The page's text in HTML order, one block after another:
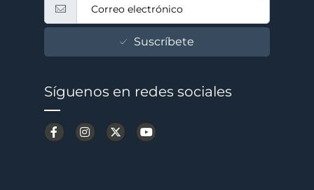
Suscríbete
Síguenos en redes sociales